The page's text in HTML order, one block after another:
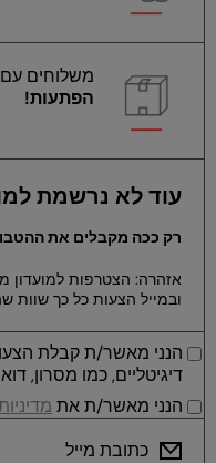
משלוחים עם
הפתעות!
עוד לא נרשמת
רק ככה מקבלים את
אזהרה: הצטרפות למועדון
ובמייל הצעות כל כך שוות
הנני מאשר/ת קבלת
דיגיטליים, כמו מסרון,
הנני מאשר/ת את
כתובת מייל